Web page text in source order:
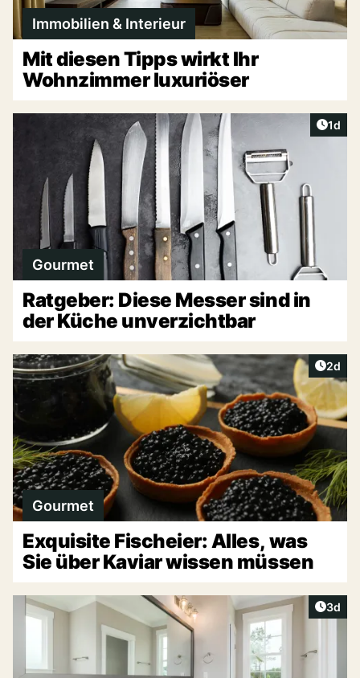
Immobilien & Interieur
Mit diesen Tipps wirkt Ihr
Wohnzimmer luxuriöser
1d
Gourmet
Ratgeber: Diese Messer sind in
der Küche unverzichtbar
2d
Gourmet
Exquisite Fischeier: Alles, was
Sie über Kaviar wissen müssen
3d